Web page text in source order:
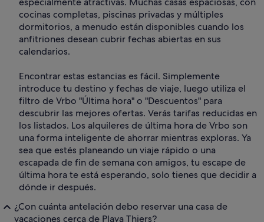
cocinas completas, piscinas privadas y múltiples
dormitorios, a menudo están disponibles cuando los
anfitriones desean cubrir fechas abiertas en sus
calendarios.
Encontrar estas estancias es fácil. Simplemente
introduce tu destino y fechas de viaje, luego utiliza el
filtro de Vrbo "Última hora" o "Descuentos" para
descubrir las mejores ofertas. Verás tarifas reducidas en
los listados. Los alquileres de última hora de Vrbo son
una forma inteligente de ahorrar mientras exploras. Ya
sea que estés planeando un viaje rápido o una
escapada de fin de semana con amigos, tu escape de
última hora te está esperando, solo tienes que decidir a
dónde ir después.
¿Con cuánta antelación debo reservar una casa de
vacaciones cerca de Playa Thiers?